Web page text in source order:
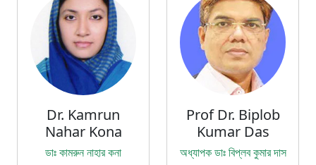
Dr. Kamrun
Nahar Kona
ডাঃ কামরুন নাহার কনা
Prof Dr. Biplob
Kumar Das
অধ্যাপক ডাঃ বিপ্লব কুমার দাস